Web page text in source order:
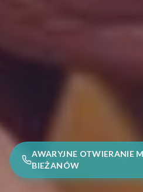
AWARYJNE OTWIERANIE
BIEŻANÓW